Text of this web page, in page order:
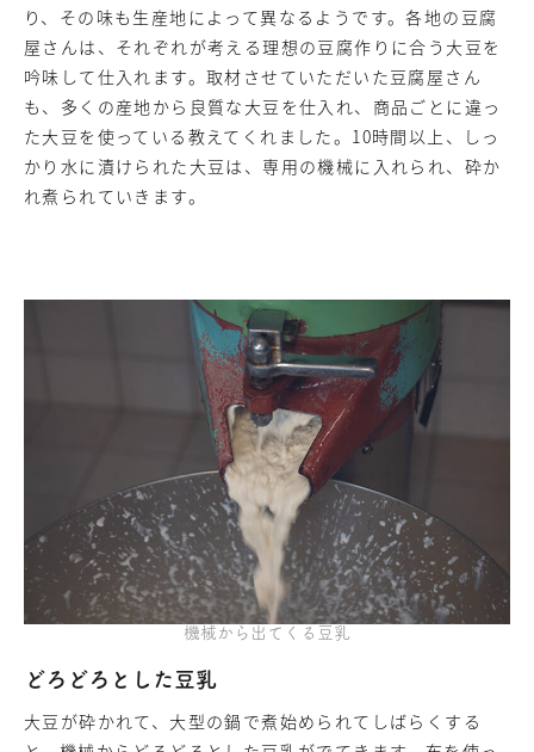
り、その味も生産地によって異なるようです。各地の豆腐
屋さんは、それぞれが考える理想の豆腐作りに合う大豆を
吟味して仕入れます。取材させていただいた豆腐屋さん
も、多くの産地から良質な大豆を仕入れ、商品ごとに違っ
た大豆を使っている教えてくれました。10時間以上、しっ
かり水に漬けられた大豆は、専用の機械に入れられ、砕か
れ煮られていきます。
機械から出てくる豆乳
どろどろとした豆乳
大豆が砕かれて、大型の鍋で煮始められてしばらくする